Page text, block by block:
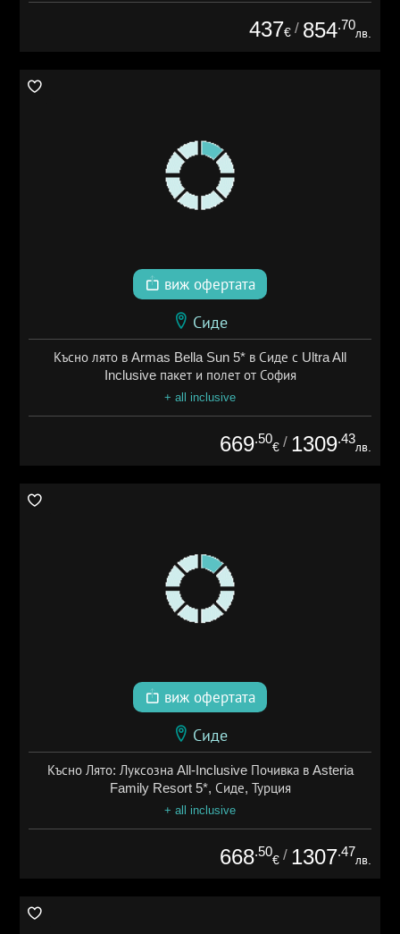
437€ / 854.70
лв.
виж офертата
Сиде
Късно лято в Armas Bella Sun 5* в Сиде с Ultra All
Inclusive пакет и полет от София
+ all inclusive
669.50
€ / 1309.43
лв.
виж офертата
Сиде
Късно Лято: Луксозна All-Inclusive Почивка в Asteria
Family Resort 5*, Сиде, Турция
+ all inclusive
668.50
€ / 1307.47
лв.